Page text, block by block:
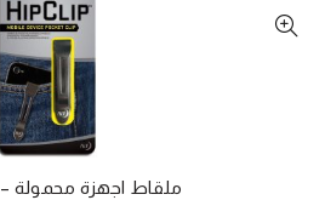
ملقاط اجهزة محمولة – HIPCLIP